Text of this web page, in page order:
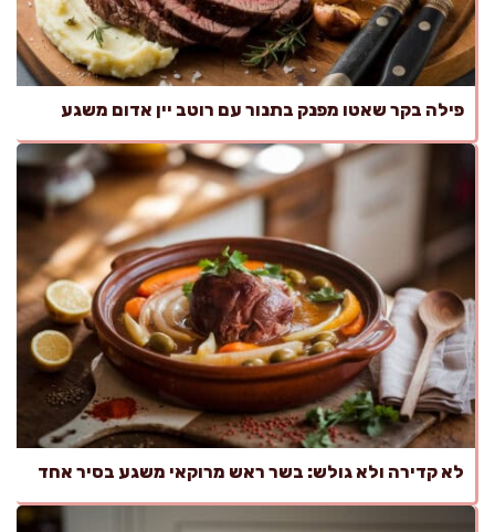
פילה בקר שאטו מפנק בתנור עם רוטב יין אדום משגע
לא קדירה ולא גולש: בשר ראש מרוקאי משגע בסיר אחד